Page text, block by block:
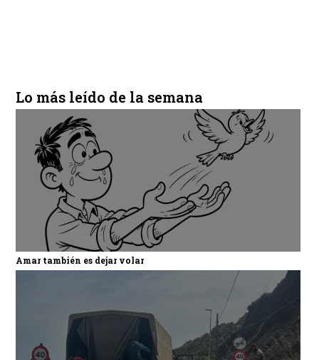
Lo más leído de la semana
Amar también es dejar volar